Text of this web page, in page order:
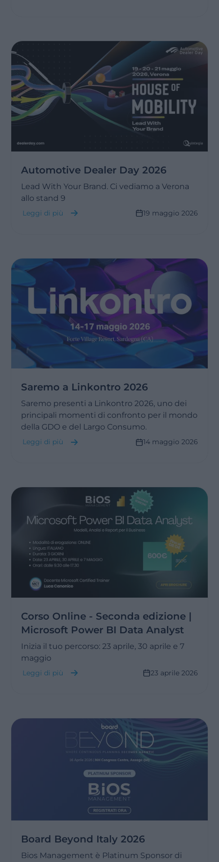
Automotive Dealer Day 2026
Lead With Your Brand. Ci vediamo a Verona
allo stand 9
Leggi di più 19 maggio 2026
Saremo a Linkontro 2026
Saremo presenti a Linkontro 2026, uno dei
principali momenti di confronto per il mondo
della GDO e del Largo Consumo.
Leggi di più 14 maggio 2026
Corso Online - Seconda edizione |
Microsoft Power BI Data Analyst
Inizia il tuo percorso: 23 aprile, 30 aprile e 7
maggio
Leggi di più 23 aprile 2026
Board Beyond Italy 2026
Bios Management è Platinum Sponsor di